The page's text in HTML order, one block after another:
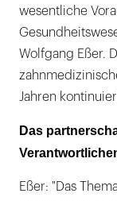
wesentliche
Wolfgang Eßer.
Jahren
Das
Eßer: "Das